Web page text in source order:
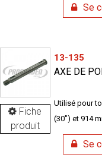
Se
Fiche
produit
13-135
AXE DE
Utilisé pour
(30") et 914
Se